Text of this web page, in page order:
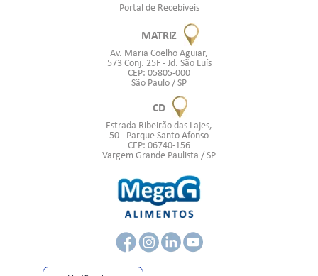
Portal de Recebíveis
MATRIZ
Av. Maria Coelho Aguiar,
573 Conj. 25F - Jd. São Luís
CEP: 05805-000
São Paulo / SP
CD
Estrada Ribeirão das Lajes,
50 - Parque Santo Afonso
CEP: 06740-156
Vargem Grande Paulista / SP